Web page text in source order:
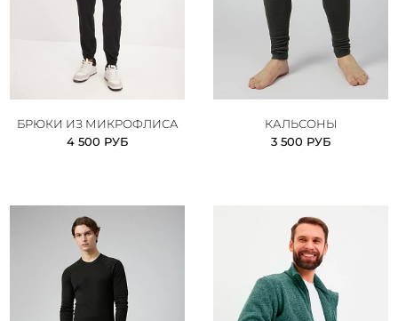
БРЮКИ ИЗ МИКРОФЛИСА
4 500 РУБ
КАЛЬСОНЫ
3 500 РУБ